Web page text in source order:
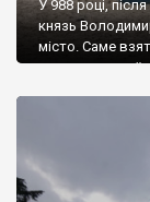
У 988 році,
князь
місто. Саме
диктувати свої
Херсонесі
А потім було